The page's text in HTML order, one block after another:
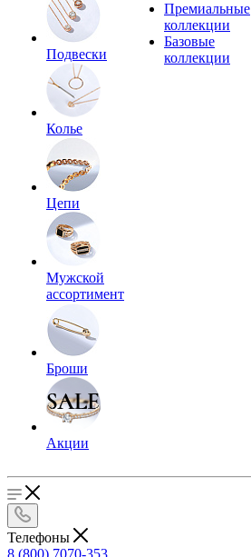
Подвески
Колье
Цепи
Мужской
ассортимент
Броши
Акции
Премиальные
коллекции
Базовые
коллекции
Телефоны
8 (800) 7070-353